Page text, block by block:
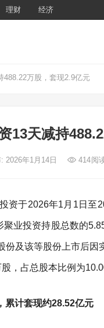
理财 经济
488.22万股，套现2.9亿元
13天减持
2026年1月14日 414阅
资于2026年1月1日至
业投资持股总数的
份及该等股份上市后
，占总股本比例为
累计套现约28.52亿元